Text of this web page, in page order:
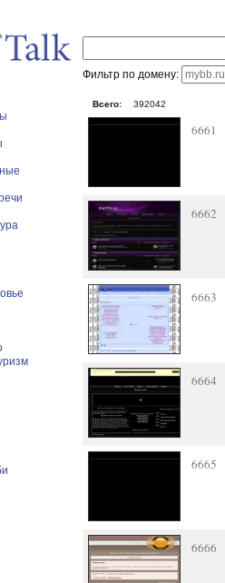
Фильтр по домену:
Всего: 392042
6661
6662
6663
6664
6665
6666